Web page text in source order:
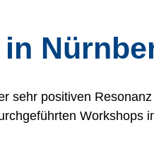
sehr positiven
Workshops